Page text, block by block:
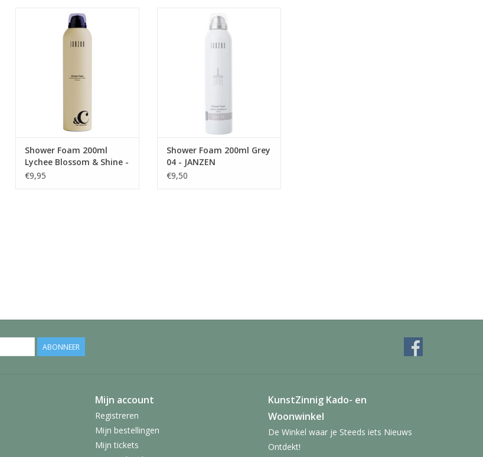
Spoel de stress van je af met
deze weelderige schuimmassa.
Zacht, romig én geconcentreerd:
je doet er dus lekker lang mee.
Shower Foam 200ml
Lychee Blossom & Shine -
JANZEN &C
€9,95
als een bergmeer. Grey 04 is een
no-nonsense geur voor de
zelfverzekerde man of vrouw.
Shower Foam 200ml Grey
04 - JANZEN
€9,50
ABONNEER
Mijn account
Registreren
Mijn bestellingen
Mijn tickets
KunstZinnig Kado- en
Woonwinkel
De Winkel waar je Steeds iets Nieuws
Ontdekt!